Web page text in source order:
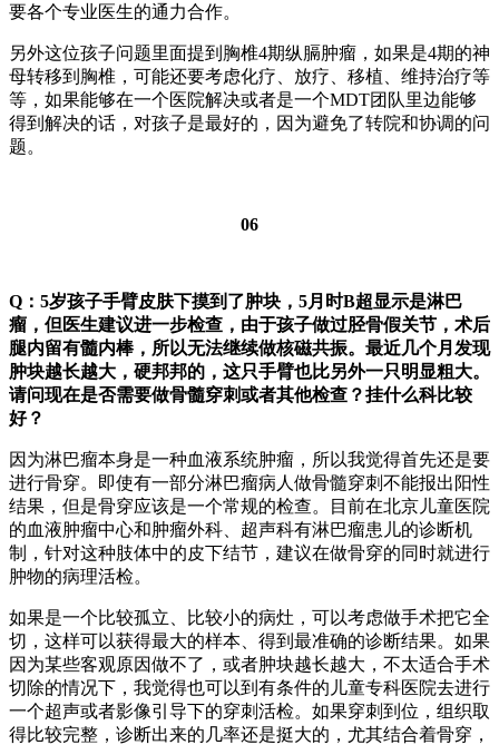
要各个专业医生的通力合作。
另外这位孩子问题里面提到胸椎4期纵膈肿瘤，如果是4期的神
母转移到胸椎，可能还要考虑化疗、放疗、移植、维持治疗等
等，如果能够在一个医院解决或者是一个MDT团队里边能够
得到解决的话，对孩子是最好的，因为避免了转院和协调的问
题。
06
Q：5岁孩子手臂皮肤下摸到了肿块，5月时B超显示是淋巴
瘤，但医生建议进一步检查，由于孩子做过胫骨假关节，术后
腿内留有髓内棒，所以无法继续做核磁共振。最近几个月发现
肿块越长越大，硬邦邦的，这只手臂也比另外一只明显粗大。
请问现在是否需要做骨髓穿刺或者其他检查？挂什么科比较
好？
因为淋巴瘤本身是一种血液系统肿瘤，所以我觉得首先还是要
进行骨穿。即使有一部分淋巴瘤病人做骨髓穿刺不能报出阳性
结果，但是骨穿应该是一个常规的检查。目前在北京儿童医院
的血液肿瘤中心和肿瘤外科、超声科有淋巴瘤患儿的诊断机
制，针对这种肢体中的皮下结节，建议在做骨穿的同时就进行
肿物的病理活检。
如果是一个比较孤立、比较小的病灶，可以考虑做手术把它全
切，这样可以获得最大的样本、得到最准确的诊断结果。如果
因为某些客观原因做不了，或者肿块越长越大，不太适合手术
切除的情况下，我觉得也可以到有条件的儿童专科医院去进行
一个超声或者影像引导下的穿刺活检。如果穿刺到位，组织取
得比较完整，诊断出来的几率还是挺大的，尤其结合着骨穿，